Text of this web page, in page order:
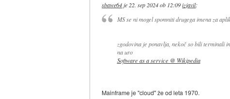
sbawe64 je 22. sep 2024 ob 12:09 izjavil:
MS se ni mogel spomniti drugega imena za
zgodovina je ponavlja, nekoč so bili terminali
na uro
Software as a service @ Wikipedia
Mainframe je "cloud" že od leta 1970.